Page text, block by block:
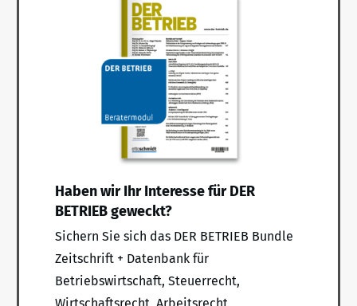
Haben wir Ihr Interesse für DER
BETRIEB geweckt?
Sichern Sie sich das DER BETRIEB Bundle
Zeitschrift + Datenbank für
Betriebswirtschaft, Steuerrecht,
Wirtschaftsrecht, Arbeitsrecht